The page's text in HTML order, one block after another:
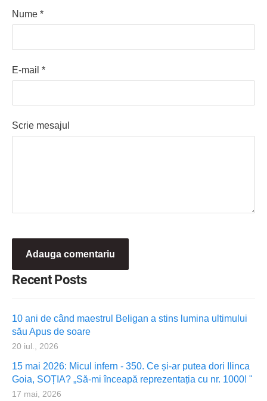
Recent Posts
10 ani de când maestrul Beligan a stins lumina ultimului
său Apus de soare
20 iul., 2026
15 mai 2026: Micul infern - 350. Ce și-ar putea dori Ilinca
Goia, SOȚIA? „Să-mi înceapă reprezentația cu nr. 1000! "
17 mai, 2026
Nume *
E-mail *
Scrie mesajul